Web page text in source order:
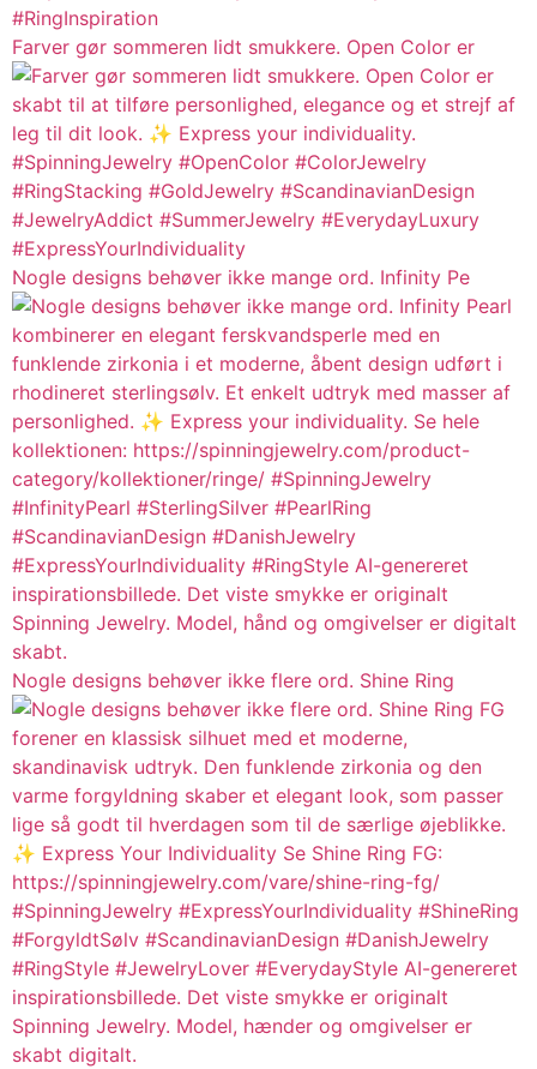
Farver gør sommeren lidt smukkere. Open Color er
Nogle designs behøver ikke mange ord. Infinity Pe
Nogle designs behøver ikke flere ord. Shine Ring